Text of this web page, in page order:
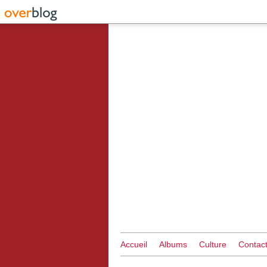
Accueil Albums Culture Contact